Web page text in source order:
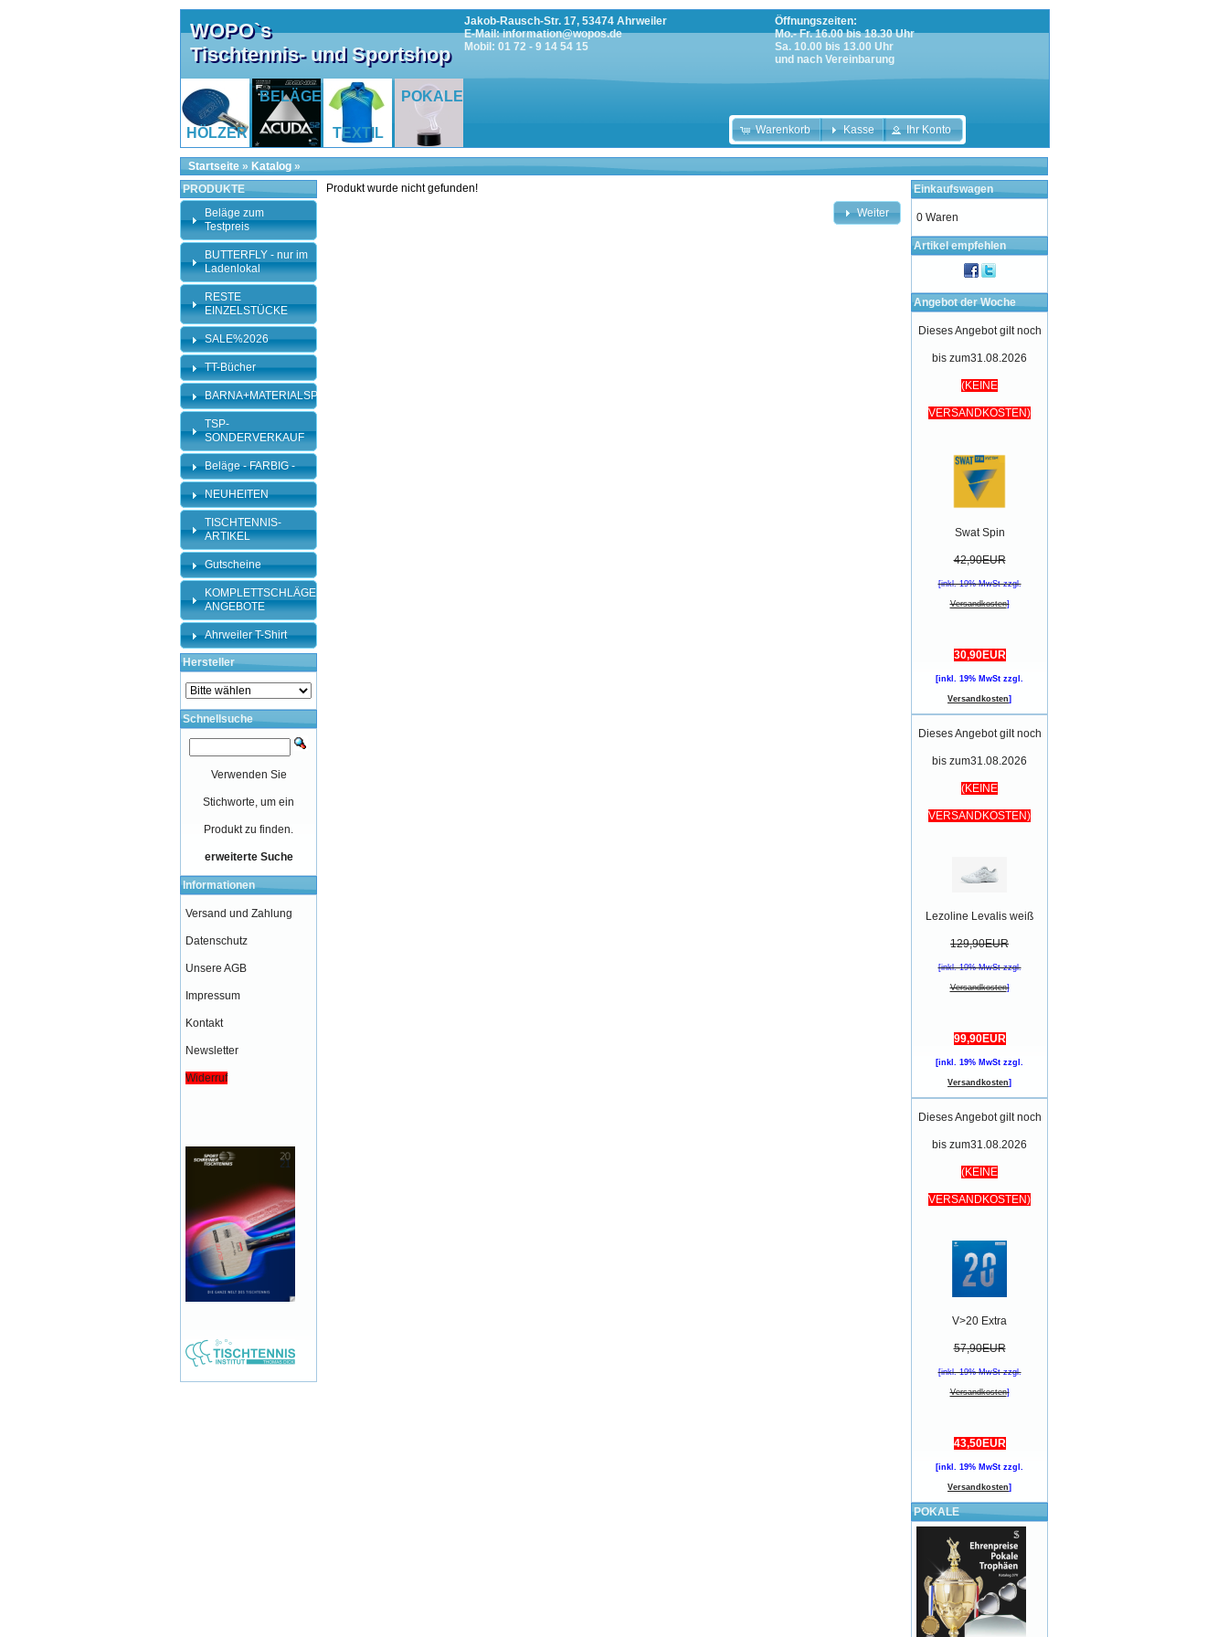
WOPO`s
Tischtennis- und Sportshop
Jakob-Rausch-Str. 17, 53474 Ahrweiler
E-Mail: information@wopos.de
Mobil: 01 72 - 9 14 54 15
Öffnungszeiten:
Mo.- Fr. 16.00 bis 18.30 Uhr
Sa. 10.00 bis 13.00 Uhr
und nach Vereinbarung
HÖLZER
BELÄGE
TEXTIL
POKALE
Warenkorb Kasse Ihr Konto
Startseite » Katalog »
Produkt wurde nicht gefunden!
Weiter
PRODUKTE
Beläge zum
Testpreis
BUTTERFLY - nur im
Ladenlokal
RESTE
EINZELSTÜCKE
SALE%2026
TT-Bücher
BARNA+MATERIALSPEZI
TSP-
SONDERVERKAUF
Beläge - FARBIG -
NEUHEITEN
TISCHTENNIS-
ARTIKEL
Gutscheine
KOMPLETTSCHLÄGER-
ANGEBOTE
Ahrweiler T-Shirt
Hersteller
Schnellsuche
Verwenden Sie
Stichworte, um ein
Produkt zu finden.
erweiterte Suche
Informationen
Versand und Zahlung
Datenschutz
Unsere AGB
Impressum
Kontakt
Newsletter
Widerruf
Einkaufswagen
0 Waren
Artikel empfehlen
Angebot der Woche
Dieses Angebot gilt noch
bis zum31.08.2026
(KEINE
VERSANDKOSTEN)
Swat Spin
42,90EUR
[inkl. 19% MwSt zzgl.
Versandkosten]
30,90EUR
[inkl. 19% MwSt zzgl.
Versandkosten]
Dieses Angebot gilt noch
bis zum31.08.2026
(KEINE
VERSANDKOSTEN)
Lezoline Levalis weiß
129,90EUR
[inkl. 19% MwSt zzgl.
Versandkosten]
99,90EUR
[inkl. 19% MwSt zzgl.
Versandkosten]
Dieses Angebot gilt noch
bis zum31.08.2026
(KEINE
VERSANDKOSTEN)
V>20 Extra
57,90EUR
[inkl. 19% MwSt zzgl.
Versandkosten]
43,50EUR
[inkl. 19% MwSt zzgl.
Versandkosten]
POKALE